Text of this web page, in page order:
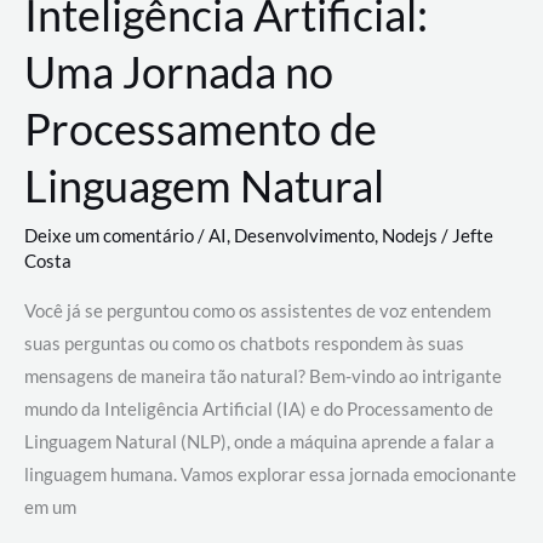
Inteligência Artificial:
Uma Jornada no
Processamento de
Linguagem Natural
Deixe um comentário/AI, Desenvolvimento, Nodejs / Jefte
Costa
Você já se perguntou como os assistentes de voz entendem
suas perguntas ou como os chatbots respondem às suas
mensagens de maneira tão natural? Bem-vindo ao intrigante
mundo da Inteligência Artificial (IA) e do Processamento de
Linguagem Natural (NLP), onde a máquina aprende a falar a
linguagem humana. Vamos explorar essa jornada emocionante
em um